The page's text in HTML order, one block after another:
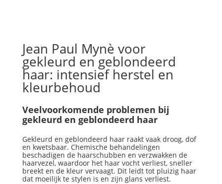
Jean Paul Mynè voor
gekleurd en geblondeerd
haar: intensief herstel en
kleurbehoud
Veelvoorkomende problemen bij
gekleurd en geblondeerd haar
Gekleurd en geblondeerd haar raakt vaak droog, dof
en kwetsbaar. Chemische behandelingen
beschadigen de haarschubben en verzwakken de
haarvezel, waardoor het haar vocht verliest, sneller
breekt en de kleur vervaagt. Dit leidt tot pluizig haar
dat moeilijk te stylen is en zijn glans verliest.